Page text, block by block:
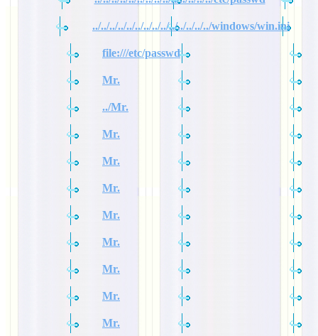
../../../../../../../../../../../../../../windows/win.ini
file:///etc/passwd
Mr.
../Mr.
Mr.
Mr.
Mr.
Mr.
Mr.
Mr.
Mr.
Mr.